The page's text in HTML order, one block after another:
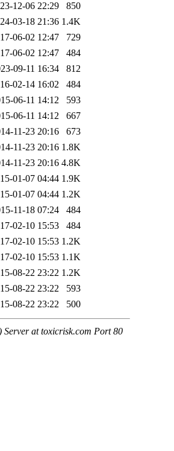
12-06 22:29
850
03-18 21:36 1.4K
06-02 12:47
729
06-02 12:47
484
09-11 16:34
812
02-14 16:02
484
06-11 14:12
593
06-11 14:12
667
11-23 20:16
673
11-23 20:16 1.8K
11-23 20:16 4.8K
01-07 04:44 1.9K
01-07 04:44 1.2K
11-18 07:24
484
02-10 15:53
484
02-10 15:53 1.2K
02-10 15:53 1.1K
08-22 23:22 1.2K
08-22 23:22
593
08-22 23:22 500
Server at toxicrisk.com Port 80